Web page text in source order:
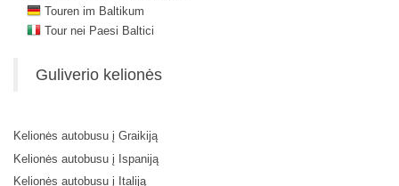
Touren im Baltikum
Tour nei Paesi Baltici
Guliverio kelionės
Kelionės autobusu į Graikiją
Kelionės autobusu į Ispaniją
Kelionės autobusu į Italiją